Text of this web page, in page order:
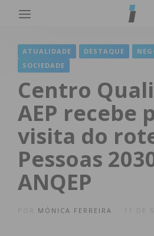
ATUALIDADE DESTAQUE
SOCIEDADE
Centro
AEP recebe
visita do
Pessoas
ANQEP
MÓNICA FERREIRA 11 DE